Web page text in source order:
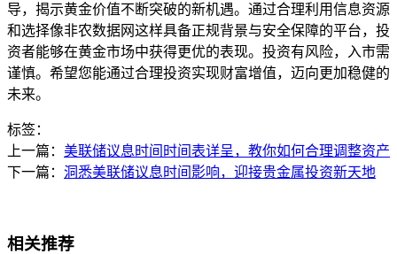
导，揭示黄金价值不断突破的新机遇。通过合理利用信息资源
和选择像非农数据网这样具备正规背景与安全保障的平台，投
资者能够在黄金市场中获得更优的表现。投资有风险，入市需
谨慎。希望您能通过合理投资实现财富增值，迈向更加稳健的
未来。
标签：
上一篇： 美联储议息时间时间表详呈，教你如何合理调整资产
下一篇： 洞悉美联储议息时间影响，迎接贵金属投资新天地
相关推荐